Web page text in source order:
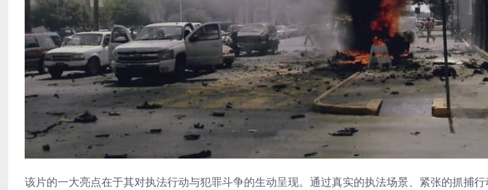
该片的一大亮点在于其对执法行动与犯罪斗争的生动呈现。通过真实的执法场景、紧张的抓捕